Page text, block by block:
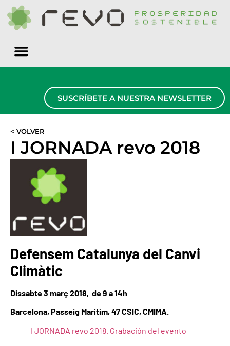
SUSCRÍBETE A NUESTRA NEWSLETTER
< VOLVER
I JORNADA revo 2018
Defensem Catalunya del Canvi
Climàtic
Dissabte 3 març 2018, de 9 a 14h
Barcelona, Passeig Marítim, 47 CSIC, CMIMA.
I JORNADA revo 2018. Grabación del evento